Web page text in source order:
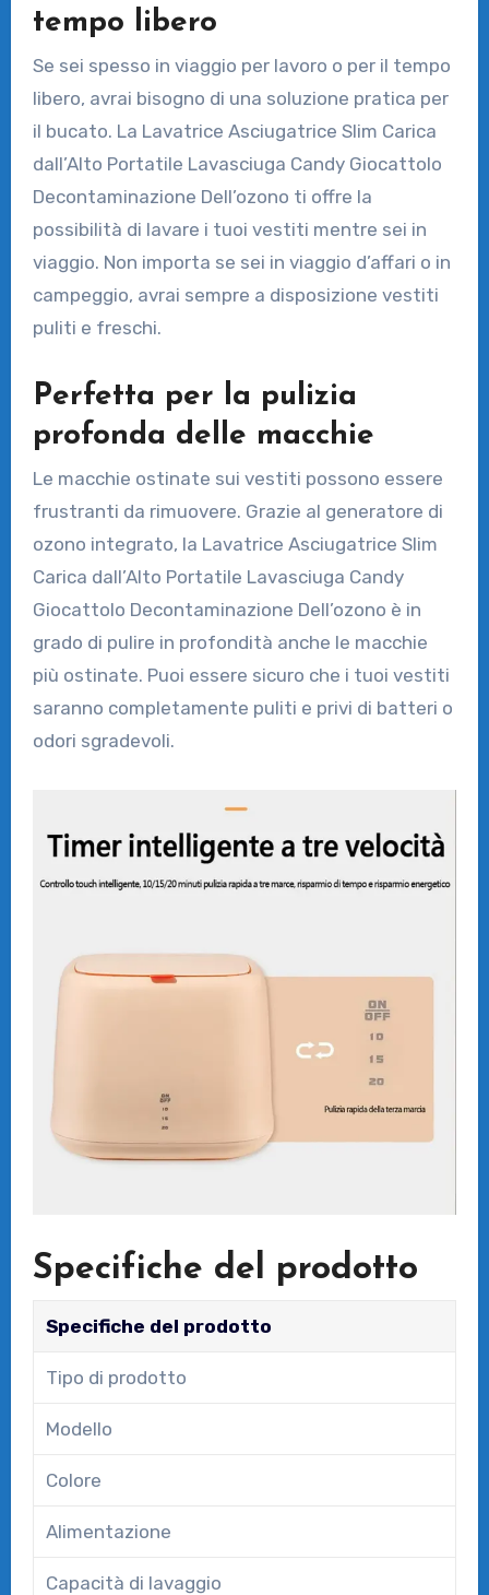
tempo libero
Se sei spesso in viaggio per lavoro o per il tempo
libero, avrai bisogno di una soluzione pratica per
il bucato. La Lavatrice Asciugatrice Slim Carica
dall’Alto Portatile Lavasciuga Candy Giocattolo
Decontaminazione Dell’ozono ti offre la
possibilità di lavare i tuoi vestiti mentre sei in
viaggio. Non importa se sei in viaggio d’affari o in
campeggio, avrai sempre a disposizione vestiti
puliti e freschi.
Perfetta per la pulizia
profonda delle macchie
Le macchie ostinate sui vestiti possono essere
frustranti da rimuovere. Grazie al generatore di
ozono integrato, la Lavatrice Asciugatrice Slim
Carica dall’Alto Portatile Lavasciuga Candy
Giocattolo Decontaminazione Dell’ozono è in
grado di pulire in profondità anche le macchie
più ostinate. Puoi essere sicuro che i tuoi vestiti
saranno completamente puliti e privi di batteri o
odori sgradevoli.
Specifiche del prodotto
Specifiche del prodotto
Tipo di prodotto
Modello
Colore
Alimentazione
Capacità di lavaggio